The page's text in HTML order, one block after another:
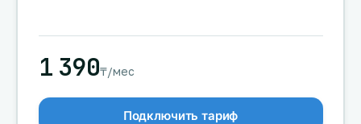
1 390₸/мес
Подключить тариф